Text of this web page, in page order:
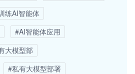
练AI智能体
#AI智能体应用
大模型部
#私有大模型部署